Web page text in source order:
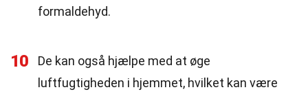
formaldehyd.
10
De kan også hjælpe med at øge
luftfugtigheden i hjemmet, hvilket kan være